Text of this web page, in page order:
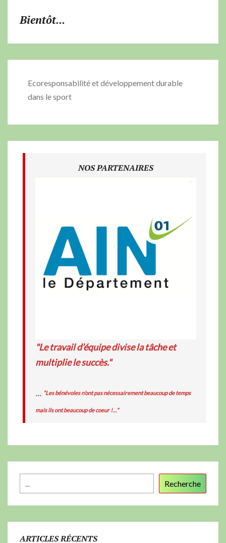
Bientôt...
Ecoresponsabilité et développement durable
dans le sport
NOS PARTENAIRES
"Le travail d’équipe divise la tâche et
multiplie le succès."
... “Les bénévoles n’ont pas nécessairement beaucoup de temps
mais ils ont beaucoup de coeur !…”
Recherche
ARTICLES RÉCENTS